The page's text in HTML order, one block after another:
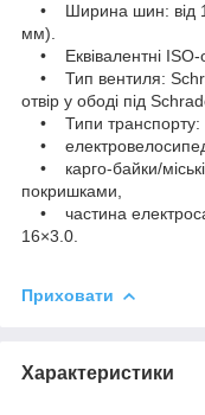
• Ширина шин: від
мм).
• Еквівалентні
• Тип вентиля:
отвір у ободі під
• Типи транспорту:
•
• карго-байки/
покришками,
• частина
16×3.0.
Приховати
Характеристики